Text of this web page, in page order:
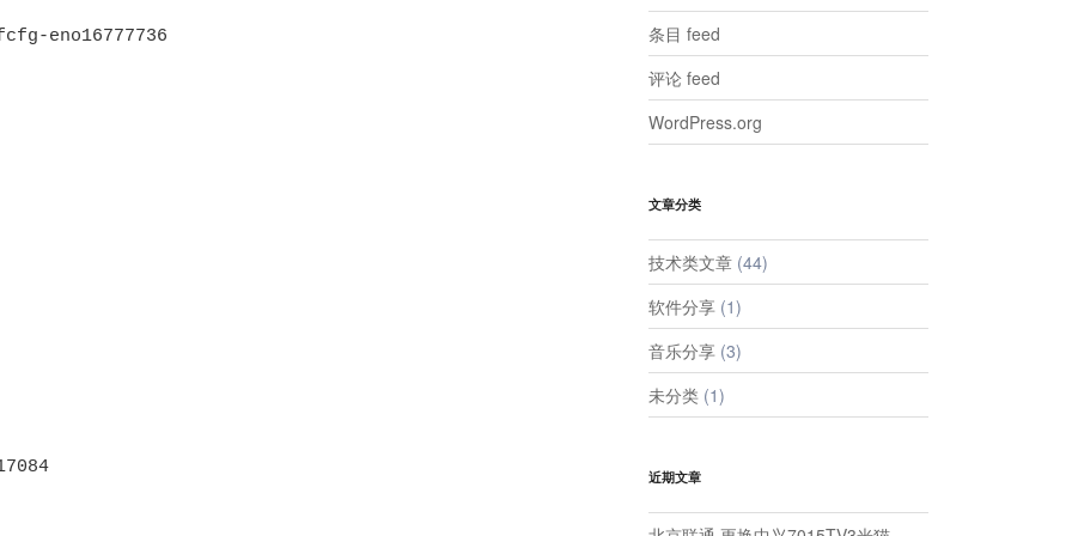
eno16777736
条目 feed
评论 feed
WordPress.org
文章分类
技术类文章 (44)
软件分享 (1)
音乐分享 (3)
未分类 (1)
近期文章